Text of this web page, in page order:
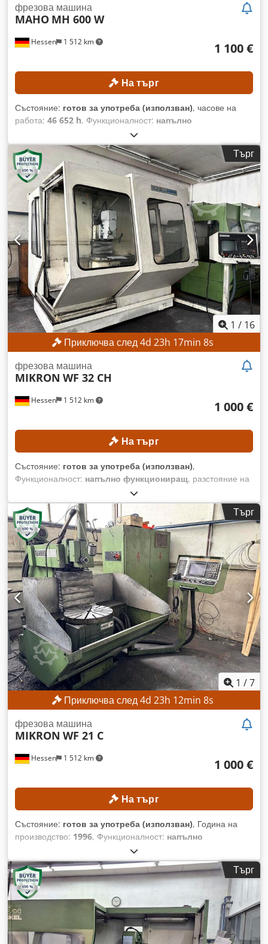
Hessen 1 512 km
фрезова машина
MAHO MH 600 W
1 100 €
На търг
Състояние: готов за употреба (използван), часове на
работа: 46 652 h, Функционалност: напълно
, номер на машина/превозно средство:
661227, дължина на подаване ос X:600 мм, дължина на
подаване по Y ос:400 мм, дължина на подаване по ос Z:
400 мм
, максимална скорост на вретеното:4 000 об/мин,
мощност:5,5 kW (7,48 к.с.)
, Без минимална цена –
гарантирана продажба на най-високата предложена цена!
Csdpjzpxfbofx Aikjrf ТЕХНИЧЕСКИ ДАННИ Ход на оста X:
600 мм Ход на оста Y: 400 мм Ход на оста Z: 400 мм
Диапазон на скоростта на въртене на шпиндела: 40 – 4000
об./мин Патронник на шпиндела: ISO 40 Площ на
работната маса: 900 x 480 мм ДЕТАЙЛИ ЗА МАШИНАТА
Мощност на шпиндела: 5,5 kW Работни часове: 46 652 ч.
Тегло на машината: 2900 кг ОБОРУДВАНЕ Цифров
индикатор за позиция Millplus CNC
Търг
1 / 16
Приключва след4d 23h 17min 5s
Hessen 1 512 km
фрезова машина
MIKRON WF 32 CH
1 000 €
На търг
Състояние: готов за употреба (използван),
Функционалност: напълно функциониращ, разстояние на
, ход по оста Y:
оста Z:400 мм, максимална скорост на вретеното:6 300
об/мин , диапазон на въртене:45 °
, Без минимална цена –
гарантирана продажба на най-високата предложена цена!
ТЕХНИЧЕСКИ ДАННИ Ход на оста X: 560 мм Ход на оста Y:
500 мм Ход на оста Z: 400 мм Диапазон на оборотите: 25 –
6300 об./мин Диапазон на въртене на вертикалната
фрезова глава: +45° Cjdpezpwydefx Aikjrf Размер на
работната площ (вертикална): 300 x 450 мм Брой отвори за
резби: 2 x 6
Търг
1 /7
Приключва след4d 23h 12min 5s
Hessen 1 512 km
фрезова машина
MIKRON WF 21 C
1 000 €
На търг
Състояние: готов за употреба (използван), Година на
производство: 1996, Функционалност: напълно
, разстояние на движение по ост X:
ход по оста Y:400 мм, ход по оста Z:400 мм, ширина на
масата:300 мм, дължина на масата:450 мм, Без
минимална цена – гарантирана продажба на най-високата
предложена цена! ТЕХНИЧЕСКИ ДЕТАЙЛИ Ход на оста X:
400 мм Ход на оста Y: 400 мм Ход на оста Z: 400 мм
Credpfozpwx Hjx Aikof Размери на работната площ: 300 x
450 мм Брой отвори с резба: 2 x 6
Търг